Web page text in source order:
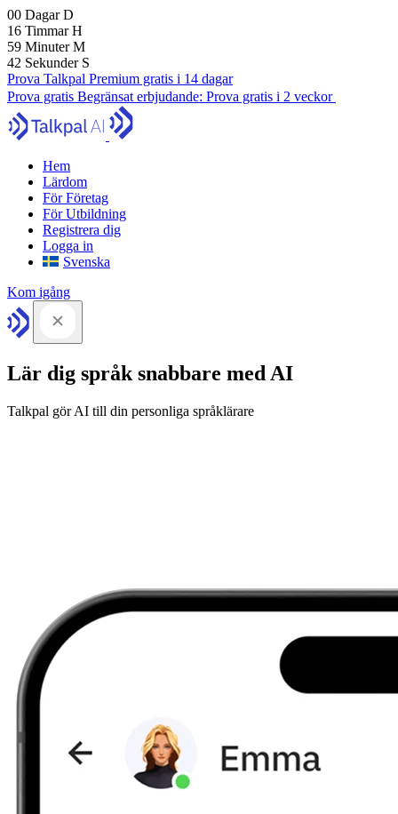
00 DagarD
16 TimmarH
59 MinuterM
41 Sekunder S
Prova Talkpal Premium gratis i 14 dagar
Prova gratis Begränsat erbjudande: Prova gratis i 2 veckor
Hem
Lärdom
För Företag
För Utbildning
Registrera dig
Logga in
Svenska
Kom igång
Lär dig språk snabbare med AI
Talkpal gör AI till din personliga språklärare